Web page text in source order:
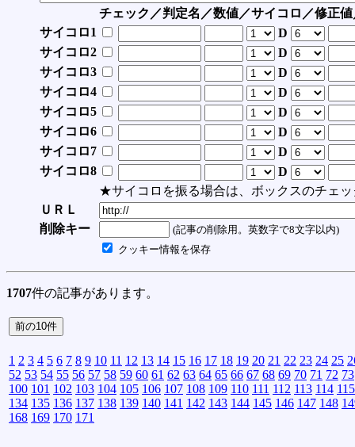
チェック／判定名／数値／サイコロ／修正
サイコロ1
D
サイコロ2
D
サイコロ3
D
サイコロ4
D
サイコロ5
D
サイコロ6
D
サイコロ7
D
サイコロ8
D
★サイコロを振る場合は、ボックスのチェッ
ＵＲＬ
削除キー
(記事の削除用。英数字で8文字以内)
クッキー情報を保存
1707件の記事があります。
1 2 3 4 5 6 7 8 9 10 11 12 13 14 15 16 17 18 19 20 21 22 23 24 25
52 53 54 55 56 57 58 59 60 61 62 63 64 65 66 67 68 69 70 71 72 73
100 101 102 103 104 105 106 107 108 109 110 111 112 113 114 115
134 135 136 137 138 139 140 141 142 143 144 145 146 147 148
168 169 170 171